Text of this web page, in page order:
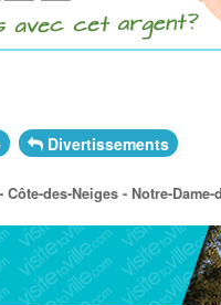
Divertissements
des-Neiges - Notre-Dame-